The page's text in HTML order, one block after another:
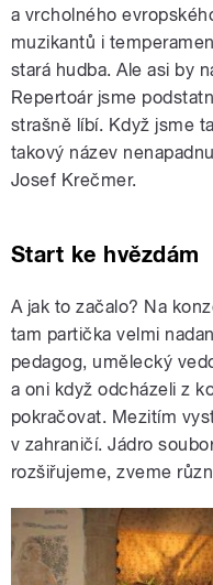
a vrcholného
muzikantů i
stará hudba. Ale asi by
Repertoár jsme
strašně líbí. Když jsme
takový název
Josef Krečmer.
Start ke hvězdám
A jak to začalo? Na
tam partička velmi
pedagog, umělecký
a oni když odcházeli z
pokračovat. Mezitím
v zahraničí. Jádro
rozšiřujeme, zveme